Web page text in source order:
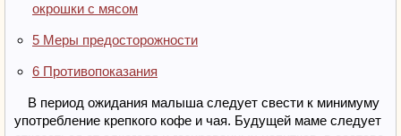
окрошки с мясом
5 Меры предосторожности
6 Противопоказания
В период ожидания малыша следует свести к минимуму
употребление крепкого кофе и чая. Будущей маме следует